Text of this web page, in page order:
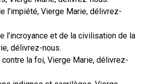
l’impiété, Vierge Marie, délivrez-
l’incroyance et de la civilisation de la
délivrez-nous.
la foi, Vierge Marie, délivrez-